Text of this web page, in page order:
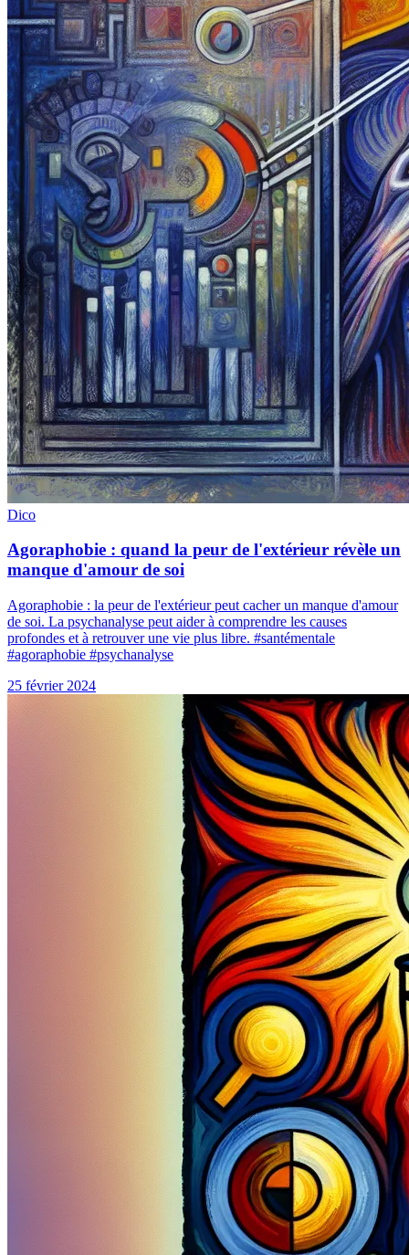
Dico
Agoraphobie : quand la peur de l'extérieur révèle un
manque d'amour de soi
Agoraphobie : la peur de l'extérieur peut cacher un manque d'amour
de soi. La psychanalyse peut aider à comprendre les causes
profondes et à retrouver une vie plus libre. #santémentale
#agoraphobie #psychanalyse
25 février 2024